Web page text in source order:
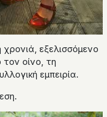
εξελισσόμενο
οίνο, τη
εμπειρία.